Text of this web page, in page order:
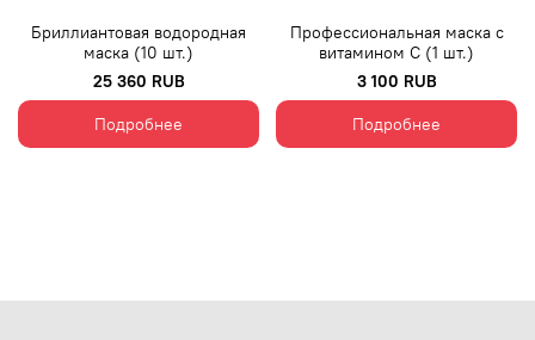
Бриллиантовая водородная
маска (10 шт.)
25 360 RUB
Подробнее
Профессиональная маска с
витамином С (1 шт.)
3 100 RUB
Подробнее